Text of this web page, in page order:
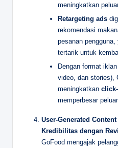
meningkatkan
Retargeting ads
rekomendasi
pesanan
tertarik untuk
Dengan format
video, dan stories),
meningkatkan
memperbesar
User-Generated
Kredibilitas dengan
GoFood mengajak